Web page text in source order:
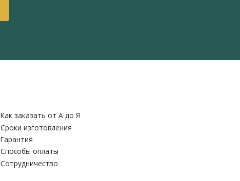
Как заказать от A до Я
Сроки изготовления
Гарантия
Способы оплаты
Сотрудничество